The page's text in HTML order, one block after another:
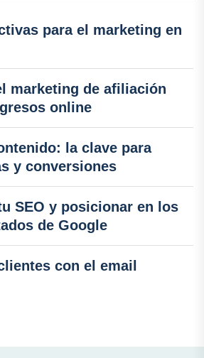
para el marketing en
marketing de afiliación
online
la clave para
y conversiones
SEO y posicionar en los
de Google
con el email